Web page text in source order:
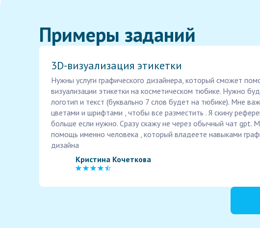
Примеры заданий
3D-визуализация этикетки
Нужны услуги графического дизайнера, который сможет
визуализации этикетки на косметическом тюбике. Нужно
логотип и текст (буквально 7 слов будет на тюбике). Мне
цветами и шрифтами , чтобы все разместить . Я скину
больше если нужно. Сразу скажу не через обычный чат gpt.
помощь именно человека , который владеете навыками
дизайна
Кристина Кочеткова